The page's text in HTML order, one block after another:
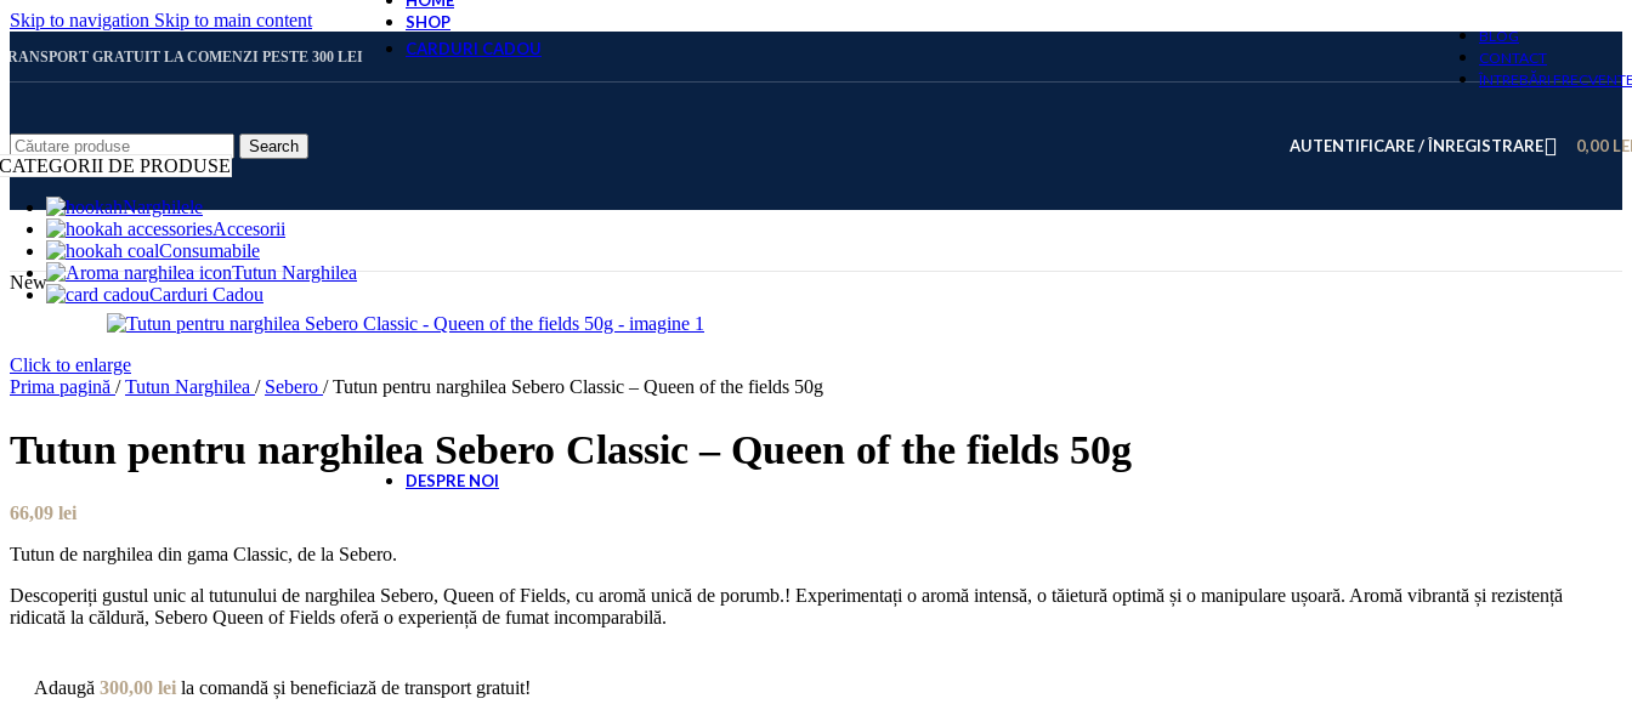
Skip to navigation Skip to main content
GRATUIT LA COMENZI PESTE 300 LEI
BLOG
CONTACT
ÎNTREBĂRI
Search AUTENTIFICARE / ÎNREGISTRARE 0,00
CATEGORII DE PRODUSE
Narghilele
Accesorii
Consumabile
Tutun Narghilea
Carduri Cadou
SHOP
CARDURI CADOU
CARD CADOU 500 LEI
DESPRE NOI
New
Click to enlarge
Prima pagină / Tutun Narghilea / Sebero / Tutun pentru narghilea Sebero Classic – Queen of the fields 50g
Tutun pentru narghilea Sebero Classic – Queen of the fields 50g
66,09 lei
Tutun de narghilea din gama Classic, de la Sebero.
Descoperiți gustul unic al tutunului de narghilea Sebero, Queen of Fields, cu aromă unică de porumb.! Experimentați o aromă intensă, o tăietură optimă și o manipulare ușoară. Aromă vibrantă și rezistență
ridicată la căldură, Sebero Queen of Fields oferă o experiență de fumat incomparabilă.
Adaugă 300,00 lei la comandă și beneficiază de transport gratuit!